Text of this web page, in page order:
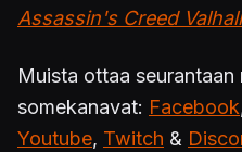
Assassin's Creed
Muista ottaa seurantaan
somekanavat: Facebook
Youtube, Twitch &